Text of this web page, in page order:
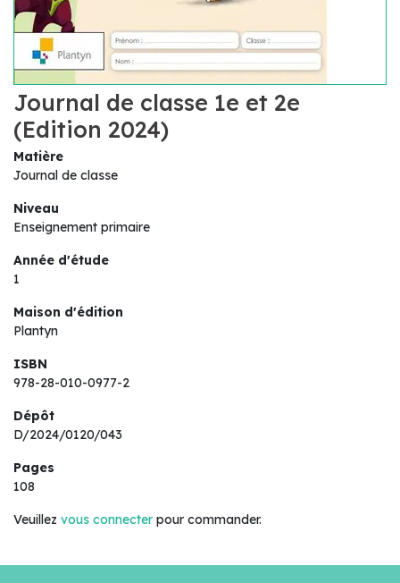
Journal de classe 1e et 2e
(Edition 2024)
Matière
Journal de classe
Niveau
Enseignement primaire
Année d'étude
1
Maison d'édition
Plantyn
ISBN
978-28-010-0977-2
Dépôt
D/2024/0120/043
Pages
108
Veuillez vous connecter pour commander.